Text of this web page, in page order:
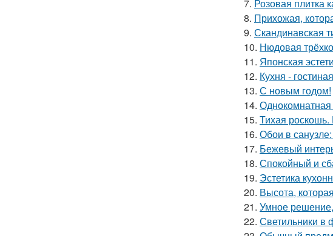
7. Розовая плитка
8. Прихожая,
9. Скандинавская
10. Нюдовая
11. Японская
12. Кухня -
13. С новым годом!
14.
15. Тихая
16. Обои в
17. Бежевый
18. Спокойный и
19. Эстетика
20. Высота,
21. Умное
22. Светильники в